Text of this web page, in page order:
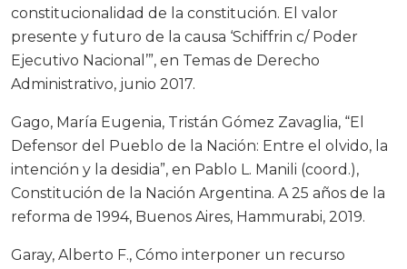
constitucionalidad de la constitución. El valor
presente y futuro de la causa ‘Schiffrin c/ Poder
Ejecutivo Nacional’”, en Temas de Derecho
Administrativo, junio 2017.
Gago, María Eugenia, Tristán Gómez Zavaglia, “El
Defensor del Pueblo de la Nación: Entre el olvido, la
intención y la desidia”, en Pablo L. Manili (coord.),
Constitución de la Nación Argentina. A 25 años de la
reforma de 1994, Buenos Aires, Hammurabi, 2019.
Garay, Alberto F., Cómo interponer un recurso